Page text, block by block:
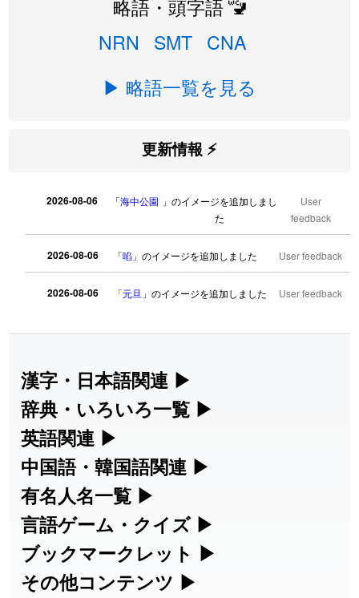
略語・頭字語 🚾
NRN
SMT CNA
▶ 略語一覧を見る
更新情報 ⚡
2026-08-06 「海中公園 」のイメージを追加しまし
た
User
feedback
2026-08-06 「啗 」のイメージを追加しました User feedback
2026-08-06 「元旦 」のイメージを追加しました User feedback
2026-08-06 「 」のイメージを追加しました
2026-08-06 「 胆石」のイメージを追加しました
2026-08-06 「
2026-08-06
2026-08-06 」のイメージを追加しました
2026-08-06 「截 」のイメージを追加しました
2026-08-06 「発売 」のイメージを追加しました
漢字・日本語関連 ▶
漢字の読み方検索、手書き入力、書き順
練習など、日本語学習に役立つツールを
集めています。
人名漢字辞典 - 読み方検索
手書き漢字入力
漢字の書き方・書き順 書き取り練習
辞典・いろいろ一覧 ▶
部首・画数別の漢字一覧、熟語辞典、地
名・駅名検索など、各種リファレンスツ
ールです。
部首画数別漢字一覧
常用漢字一覧
英語関連 ▶
カタカナ語・略語の意味検索、発音記
号、リスニング練習など英語学習ツール
です。
カタカナ語の意味・発音・類語辞典
中国語・韓国語関連 ▶
中国語のピンイン変換、韓国語の手書き
入力など、アジア言語学習ツールです。
手書き中国語入力 変換ツール
有名人名一覧 ▶
海外セレブやスポーツ選手の名前の読み
方・発音を確認できます。
海外有名人の苗字・名前一覧と発音
言語ゲーム・クイズ ▶
四字熟語パズルや漢字クイズなど、楽し
みながら学べるゲームです。
ブックマークレット ▶
ブラウザに登録して、どのサイトからで
その他コンテンツ ▶